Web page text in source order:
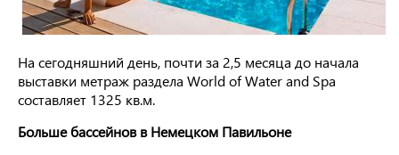
На сегодняшний день, почти за 2,5 месяца до начала
выставки метраж раздела World of Water and Spa
составляет 1325 кв.м.
Больше бассейнов в Немецком Павильоне